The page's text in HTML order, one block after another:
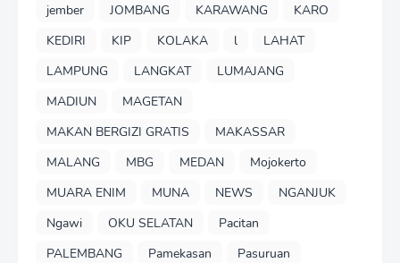
jember
JOMBANG KARAWANG
KARO
KEDIRI
KIP KOLAKA l
LAHAT
LAMPUNG
LANGKAT
LUMAJANG
MADIUN
MAGETAN
MAKAN BERGIZI GRATIS
MAKASSAR
MALANG
MBG MEDAN
Mojokerto
MUARA ENIM
MUNA NEWS
NGANJUK
Ngawi
OKU SELATAN
Pacitan
PALEMBANG
Pamekasan
Pasuruan